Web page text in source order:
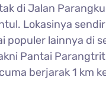
di Jalan
Lokasinya
populer lainnya di
Pantai
berjarak 1 km